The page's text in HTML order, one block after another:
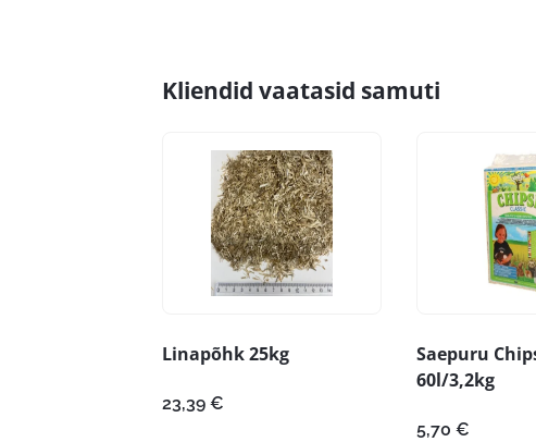
Kliendid vaatasid samuti
Linapõhk 25kg
23,39 €
Saepuru
60l/3,2kg
5,70 €